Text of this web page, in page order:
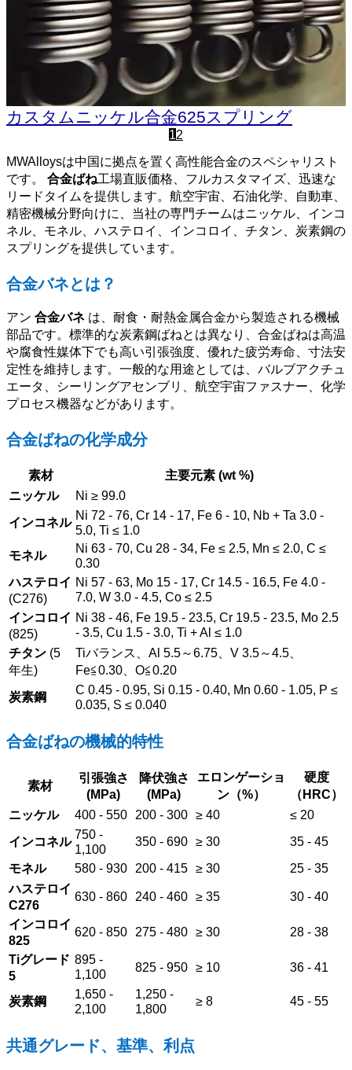
カスタムニッケル合金625スプリング
12
MWAlloysは中国に拠点を置く高性能合金のスペシャリスト
です。 合金ばね工場直販価格、フルカスタマイズ、迅速な
リードタイムを提供します。航空宇宙、石油化学、自動車、
精密機械分野向けに、当社の専門チームはニッケル、インコ
ネル、モネル、ハステロイ、インコロイ、チタン、炭素鋼の
スプリングを提供しています。
合金バネとは？
アン 合金バネ は、耐食・耐熱金属合金から製造される機械
部品です。標準的な炭素鋼ばねとは異なり、合金ばねは高温
や腐食性媒体下でも高い引張強度、優れた疲労寿命、寸法安
定性を維持します。一般的な用途としては、バルブアクチュ
エータ、シーリングアセンブリ、航空宇宙ファスナー、化学
プロセス機器などがあります。
合金ばねの化学成分
素材
主要元素 (wt %)
ニッケル
Ni ≥ 99.0
インコネル Ni 72 - 76, Cr 14 - 17, Fe 6 - 10, Nb + Ta 3.0 -
5.0, Ti ≤ 1.0
モネル
Ni 63 - 70, Cu 28 - 34, Fe ≤ 2.5, Mn ≤ 2.0, C ≤
0.30
ハステロイ
(C276)
Ni 57 - 63, Mo 15 - 17, Cr 14.5 - 16.5, Fe 4.0 -
7.0, W 3.0 - 4.5, Co ≤ 2.5
インコロイ
(825)
Ni 38 - 46, Fe 19.5 - 23.5, Cr 19.5 - 23.5, Mo 2.5
- 3.5, Cu 1.5 - 3.0, Ti + Al ≤ 1.0
チタン (5
年生)
Tiバランス、Al 5.5～6.75、V 3.5～4.5、
Fe≦0.30、O≦0.20
炭素鋼
C 0.45 - 0.95, Si 0.15 - 0.40, Mn 0.60 - 1.05, P ≤
0.035, S ≤ 0.040
合金ばねの機械的特性
素材
引張強さ
(MPa)
降伏強さ
(MPa)
エロンゲーショ
ン（%）
硬度
（HRC）
ニッケル
400 - 550 200 - 300 ≥ 40
≤ 20
インコネル 750 -
1,100
350 - 690 ≥ 30
35 - 45
モネル
580 - 930 200 - 415 ≥ 30
25 - 35
ハステロイ
C276
630 - 860 240 - 460 ≥ 35
30 - 40
インコロイ
825
620 - 850 275 - 480 ≥ 30
28 - 38
Tiグレード
5
895 -
1,100
825 - 950 ≥ 10 36 - 41
炭素鋼
1,650 -
2,100
1,250 -
1,800
≥ 8 45 - 55
共通グレード、基準、利点